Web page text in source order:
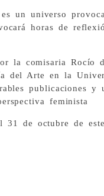
un universo
horas de
la comisaria Rocío
del Arte en la
publicaciones y
feminista
31 de octubre de